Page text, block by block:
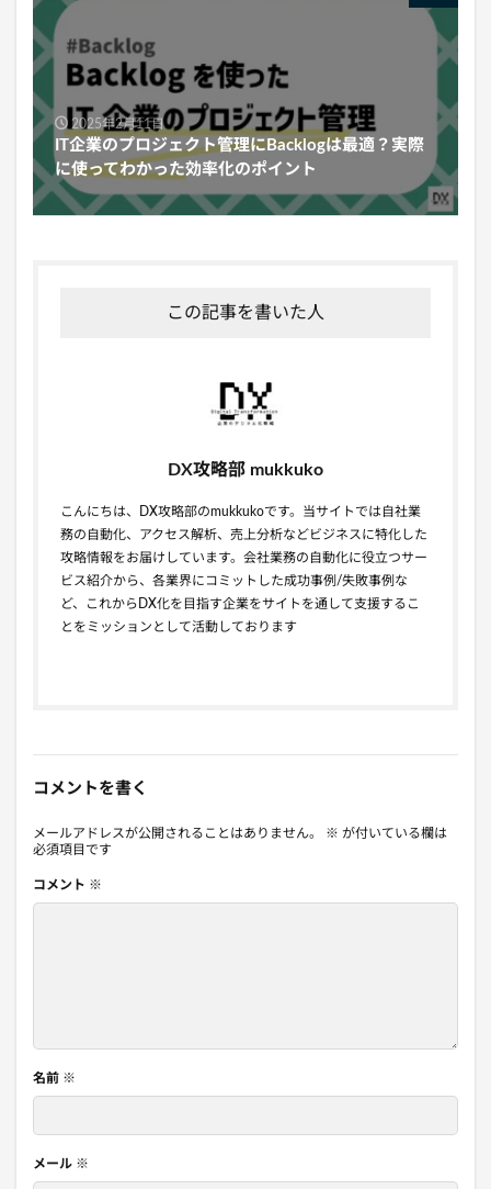
2025年2月11日
IT企業のプロジェクト管理にBacklogは最適？実際
に使ってわかった効率化のポイント
この記事を書いた人
DX攻略部 mukkuko
こんにちは、DX攻略部のmukkukoです。当サイトでは自社業
務の自動化、アクセス解析、売上分析などビジネスに特化した
攻略情報をお届けしています。会社業務の自動化に役立つサー
ビス紹介から、各業界にコミットした成功事例/失敗事例な
ど、これからDX化を目指す企業をサイトを通して支援するこ
とをミッションとして活動しております
コメントを書く
メールアドレスが公開されることはありません。 ※ が付いている欄は
必須項目です
コメント ※
名前 ※
メール ※